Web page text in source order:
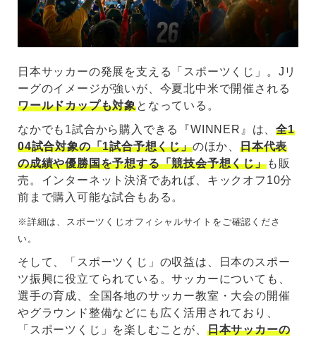
日本サッカーの発展を支える「スポーツくじ」。Jリ
ーグのイメージが強いが、今夏北中米で開催される
ワールドカップも対象となっている。
なかでも1試合から購入できる『WINNER』は、全1
04試合対象の「1試合予想くじ」のほか、日本代表
の成績や優勝国を予想する「競技会予想くじ」も販
売。インターネット決済であれば、キックオフ10分
前まで購入可能な試合もある。
※詳細は、スポーツくじオフィシャルサイトをご確認くださ
い。
そして、「スポーツくじ」の収益は、日本のスポー
ツ振興に役立てられている。サッカーについても、
選手の育成、全国各地のサッカー教室・大会の開催
やグラウンド整備などにも広く活用されており、
「スポーツくじ」を楽しむことが、 日本サッカーの